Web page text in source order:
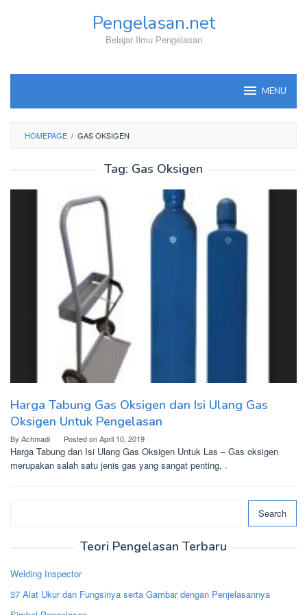
Pengelasan.net
Belajar Ilmu Pengelasan
MENU
HOMEPAGE / GAS OKSIGEN
Tag: Gas Oksigen
Harga Tabung Gas Oksigen dan Isi Ulang Gas
Oksigen Untuk Pengelasan
By Achmadi Posted onApril 10, 2019
Harga Tabung dan Isi Ulang Gas Oksigen Untuk Las – Gas oksigen
merupakan salah satu jenis gas yang sangat penting, .
Search
Teori Pengelasan Terbaru
Welding Inspector
37 Alat Ukur dan Fungsinya serta Gambar dengan Penjelasannya